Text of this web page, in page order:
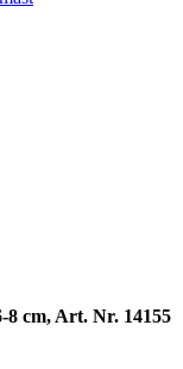
8 cm, Art. Nr. 14155